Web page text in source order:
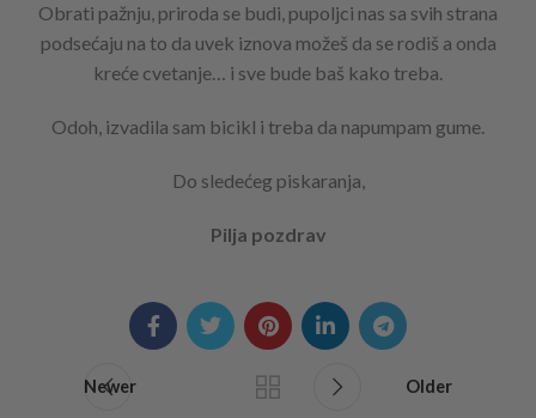
Obrati pažnju, priroda se budi, pupoljci nas sa svih strana
podsećaju na to da uvek iznova možeš da se rodiš a onda
kreće cvetanje… i sve bude baš kako treba.
Odoh, izvadila sam bicikl i treba da napumpam gume.
Do sledećeg piskaranja,
Pilja pozdrav
Newer Older